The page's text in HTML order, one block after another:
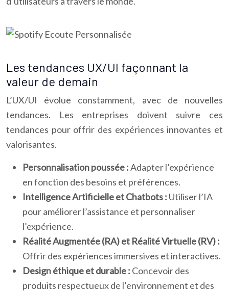
Les tendances UX/UI façonnant la
valeur de demain
L’UX/UI évolue constamment, avec de nouvelles
tendances. Les entreprises doivent suivre ces
tendances pour offrir des expériences innovantes et
valorisantes.
Personnalisation poussée :Adapter l’expérience
en fonction des besoins et préférences.
Intelligence Artificielle et Chatbots : Utiliser l’IA
pour améliorer l’assistance et personnaliser
l’expérience.
Réalité Augmentée (RA) et Réalité Virtuelle (RV) :
Offrir des expériences immersives et interactives.
Design éthique et durable : Concevoir des
produits respectueux de l’environnement et des